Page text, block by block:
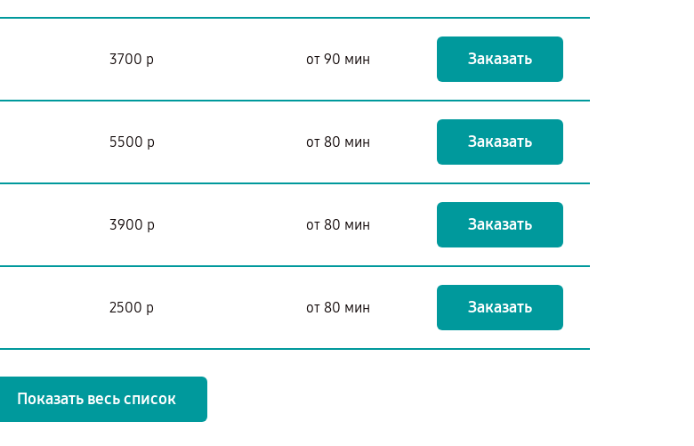
3700 р от 90 мин Заказать
5500 р от 80 мин Заказать
3900 р от 80 мин Заказать
2500 р от 80 мин Заказать
Показать весь список